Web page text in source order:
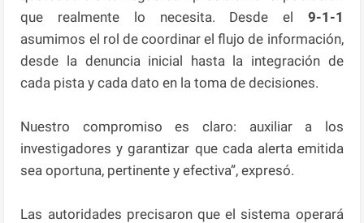
que realmente lo necesita. Desde el 9-1-1
asumimos el rol de coordinar el flujo de información,
desde la denuncia inicial hasta la integración de
cada pista y cada dato en la toma de decisiones.
Nuestro compromiso es claro: auxiliar a los
investigadores y garantizar que cada alerta emitida
sea oportuna, pertinente y efectiva”, expresó.
Las autoridades precisaron que el sistema operará